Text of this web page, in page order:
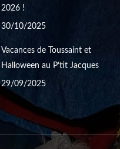
2026 !
30/10/2025
Vacances de Toussaint et
Halloween au P’tit Jacques
29/09/2025